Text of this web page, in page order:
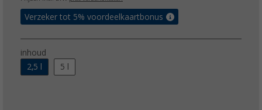
Verzeker tot 5% voordeelkaartbonus
inhoud
2,5 l
5 l